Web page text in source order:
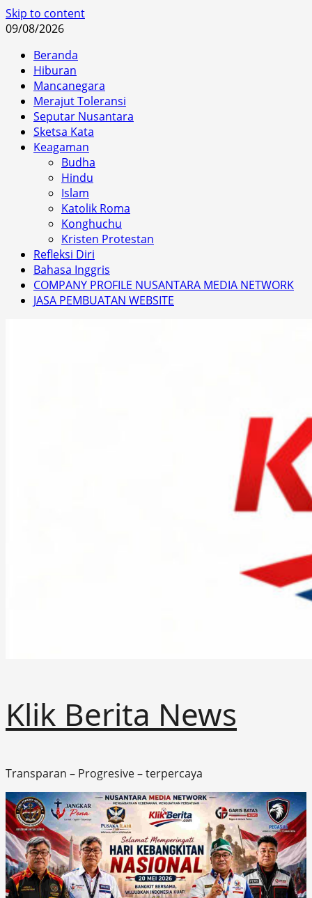
Skip to content
09/08/2026
Beranda
Hiburan
Mancanegara
Merajut Toleransi
Seputar Nusantara
Sketsa Kata
Keagaman
Budha
Hindu
Islam
Katolik Roma
Konghuchu
Kristen Protestan
Refleksi Diri
Bahasa Inggris
COMPANY PROFILE NUSANTARA MEDIA NETWORK
JASA PEMBUATAN WEBSITE
Klik Berita News
Transparan – Progresive – terpercaya